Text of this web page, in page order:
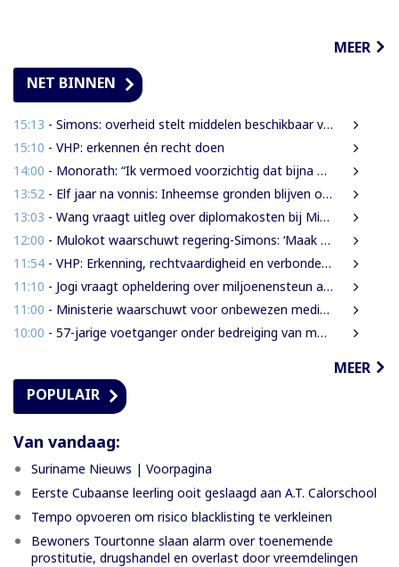
MEER
NET BINNEN
15:13 - Simons: overheid stelt middelen beschikbaar voor onderzoek na Heritage Month 2026
15:10 - VHP: erkennen én recht doen
14:00 - Monorath: “Ik vermoed voorzichtig dat bijna 30% personen in gevangenissen oplichters zijn”
13:52 - Elf jaar na vonnis: Inheemse gronden blijven onbeschermd in Suriname
13:03 - Wang vraagt uitleg over diplomakosten bij Miranda Lyceum
12:00 - Mulokot waarschuwt regering-Simons: ‘Maak van 5-kilometerwet geen uitstel van echte grondenrechten’
11:54 - VHP: Erkenning, rechtvaardigheid en verbondenheid op 9 augustus
11:10 - Jogi vraagt opheldering over miljoenensteun aan SLM en behaalde resultaten
11:00 - Ministerie waarschuwt voor onbewezen medische claims via sociale media
10:00 - 57-jarige voetganger onder bedreiging van mes beroofd van mobiele telefoon
MEER
POPULAIR
Van vandaag:
Suriname Nieuws | Voorpagina
Eerste Cubaanse leerling ooit geslaagd aan A.T. Calorschool
Tempo opvoeren om risico blacklisting te verkleinen
Bewoners Tourtonne slaan alarm over toenemende
prostitutie, drugshandel en overlast door vreemdelingen